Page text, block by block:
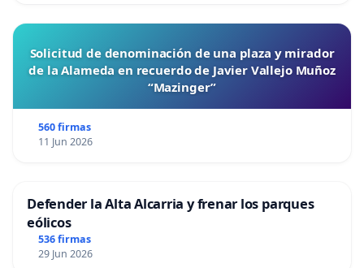
Solicitud de denominación de una plaza y mirador
de la Alameda en recuerdo de Javier Vallejo Muñoz
“Mazinger”
560 firmas
11 Jun 2026
Defender la Alta Alcarria y frenar los parques
eólicos
536 firmas
29 Jun 2026